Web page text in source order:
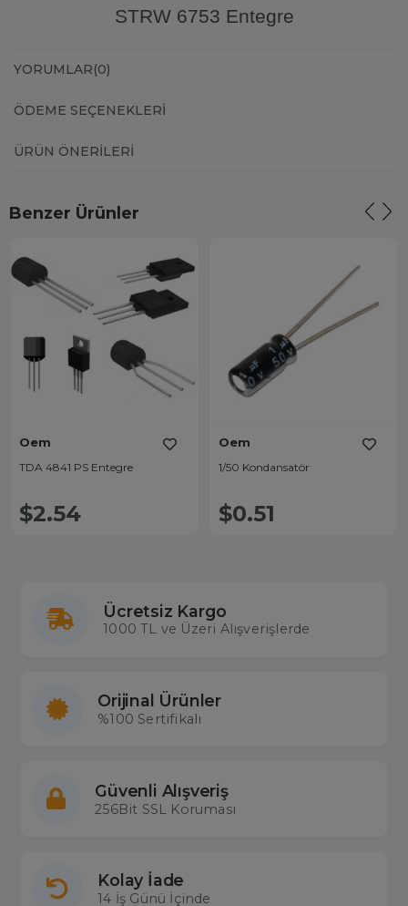
STRW 6753 Entegre
YORUMLAR(0)
ÖDEME SEÇENEKLERI
ÜRÜN ÖNERILERI
Benzer Ürünler
Oem
TDA 4841 PS Entegre
$2.54
Oem
1/50 Kondansatör
$0.51
Ücretsiz Kargo
1000 TL ve Üzeri Alışverişlerde
Orijinal Ürünler
%100 Sertifikalı
Güvenli Alışveriş
256Bit SSL Koruması
Kolay İade
14 İş Günü İçinde